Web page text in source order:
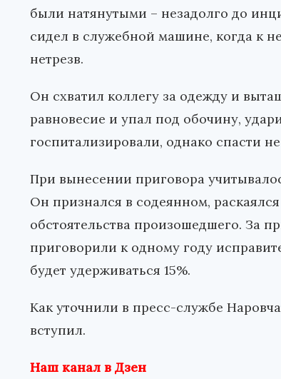
были натянутыми – незадолго до
сидел в служебной машине, когда к
нетрезв.
Он схватил коллегу за одежду и
равновесие и упал под обочину,
госпитализировали, однако спасти
При вынесении приговора
Он признался в содеянном,
обстоятельства произошедшего. За
приговорили к одному году
будет удерживаться 15%.
Как уточнили в пресс-службе
вступил.
Наш канал в Дзен